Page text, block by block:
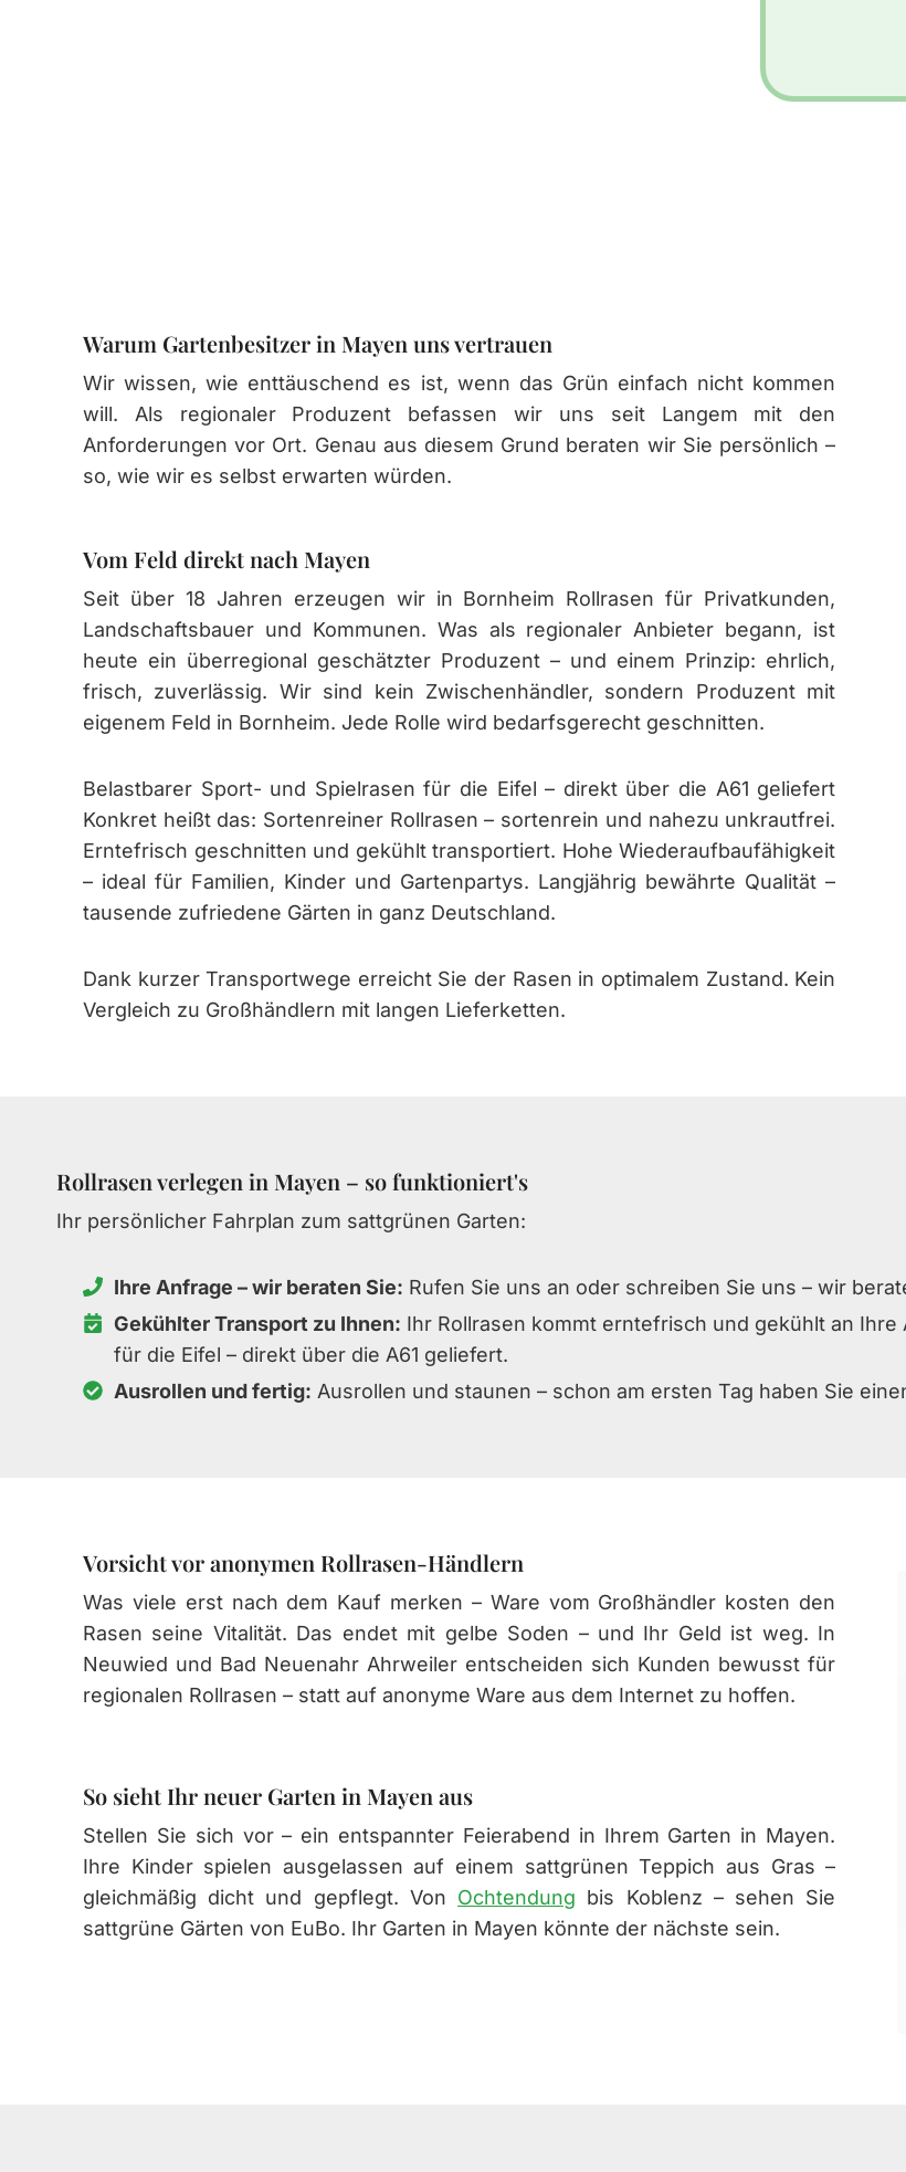
Warum Gartenbesitzer in Mayen uns vertrauen
Wir wissen, wie enttäuschend es ist, wenn das Grün einfach nicht kommen
will. Als regionaler Produzent befassen wir uns seit Langem mit den
Anforderungen vor Ort. Genau aus diesem Grund beraten wir Sie persönlich –
so, wie wir es selbst erwarten würden.
Vom Feld direkt nach Mayen
Seit über 18 Jahren erzeugen wir in Bornheim Rollrasen für Privatkunden,
Landschaftsbauer und Kommunen. Was als regionaler Anbieter begann, ist
heute ein überregional geschätzter Produzent – und einem Prinzip: ehrlich,
frisch, zuverlässig. Wir sind kein Zwischenhändler, sondern Produzent mit
eigenem Feld in Bornheim. Jede Rolle wird bedarfsgerecht geschnitten.
Belastbarer Sport- und Spielrasen für die Eifel – direkt über die A61 geliefert
Konkret heißt das: Sortenreiner Rollrasen – sortenrein und nahezu unkrautfrei.
Erntefrisch geschnitten und gekühlt transportiert. Hohe Wiederaufbaufähigkeit
– ideal für Familien, Kinder und Gartenpartys. Langjährig bewährte Qualität –
tausende zufriedene Gärten in ganz Deutschland.
Dank kurzer Transportwege erreicht Sie der Rasen in optimalem Zustand. Kein
Vergleich zu Großhändlern mit langen Lieferketten.
Rollrasen verlegen in Mayen – so funktioniert's
Ihr persönlicher Fahrplan zum sattgrünen Garten:
Ihre Anfrage – wir beraten Sie: Rufen Sie uns an oder schreiben Sie uns – wir
Gekühlter Transport zu Ihnen: Ihr Rollrasen kommt erntefrisch und gekühlt an
für die Eifel – direkt über die A61 geliefert.
Ausrollen und fertig: Ausrollen und staunen – schon am ersten Tag haben Sie
Vorsicht vor anonymen Rollrasen-Händlern
Was viele erst nach dem Kauf merken – Ware vom Großhändler kosten den
Rasen seine Vitalität. Das endet mit gelbe Soden – und Ihr Geld ist weg. In
Neuwied und Bad Neuenahr Ahrweiler entscheiden sich Kunden bewusst für
regionalen Rollrasen – statt auf anonyme Ware aus dem Internet zu hoffen.
So sieht Ihr neuer Garten in Mayen aus
Stellen Sie sich vor – ein entspannter Feierabend in Ihrem Garten in Mayen.
Ihre Kinder spielen ausgelassen auf einem sattgrünen Teppich aus Gras –
gleichmäßig dicht und gepflegt. Von Ochtendung bis Koblenz – sehen Sie
sattgrüne Gärten von EuBo. Ihr Garten in Mayen könnte der nächste sein.